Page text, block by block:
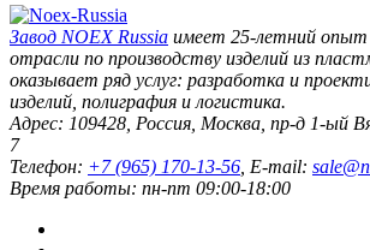
Завод NOEX Russia имеет 25-летний опыт
отрасли по производству изделий из
оказывает ряд услуг: разработка и
изделий, полиграфия и логистика.
Адрес: 109428, Россия, Москва, пр-д 1-ый
7
Телефон: +7 (965) 170-13-56, E-mail:
Время работы: пн-пт 09:00-18:00